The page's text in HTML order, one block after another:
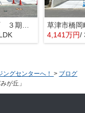
4,141万円/
グセンターへ！ > ブログ
が丘」